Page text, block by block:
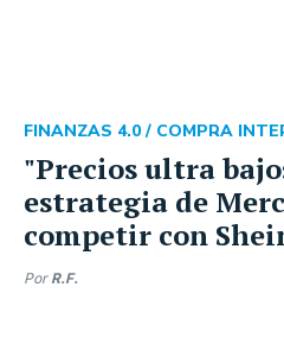
"Precios ultra
estrategia de
competir con
FINANZAS 4.0 / COMPRA
Por R.F.